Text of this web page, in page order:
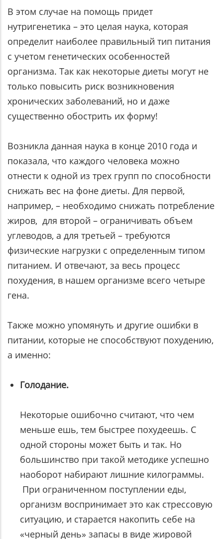
В этом случае на помощь придет
нутригенетика – это целая наука, которая
определит наиболее правильный тип питания
с учетом генетических особенностей
организма. Так как некоторые диеты могут не
только повысить риск возникновения
хронических заболеваний, но и даже
существенно обострить их форму!
Возникла данная наука в конце 2010 года и
показала, что каждого человека можно
отнести к одной из трех групп по способности
снижать вес на фоне диеты. Для первой,
например, – необходимо снижать потребление
жиров, для второй – ограничивать объем
углеводов, а для третьей – требуются
физические нагрузки с определенным типом
питанием. И отвечают, за весь процесс
похудения, в нашем организме всего четыре
гена.
Также можно упомянуть и другие ошибки в
питании, которые не способствуют похудению,
а именно:
Голодание.
Некоторые ошибочно считают, что чем
меньше ешь, тем быстрее похудеешь. С
одной стороны может быть и так. Но
большинство при такой методике успешно
наоборот набирают лишние килограммы.
При ограниченном поступлении еды,
организм воспринимает это как стрессовую
ситуацию, и старается накопить себе на
«черный день» запасы в виде жировой